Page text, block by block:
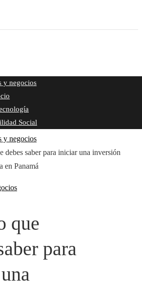
y negocios
Social
y negocios
debes saber para iniciar una inversión
en Panamá
que
para